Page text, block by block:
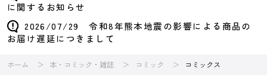
に関するお知らせ
2026/07/29 令和8年熊本地震の影響による商品の
お届け遅延につきまして
ホーム 本・コミック・雑誌 コミック コミックス